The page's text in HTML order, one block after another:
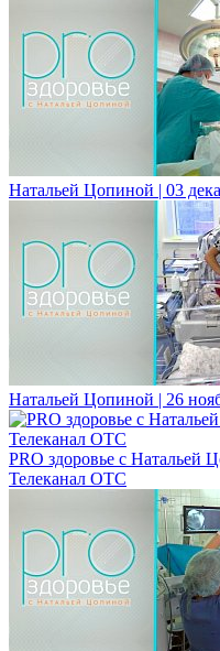
Натальей Цопиной | 03
Натальей Цопиной | 26
PRO здоровье с Натальей
Телеканал ОТС